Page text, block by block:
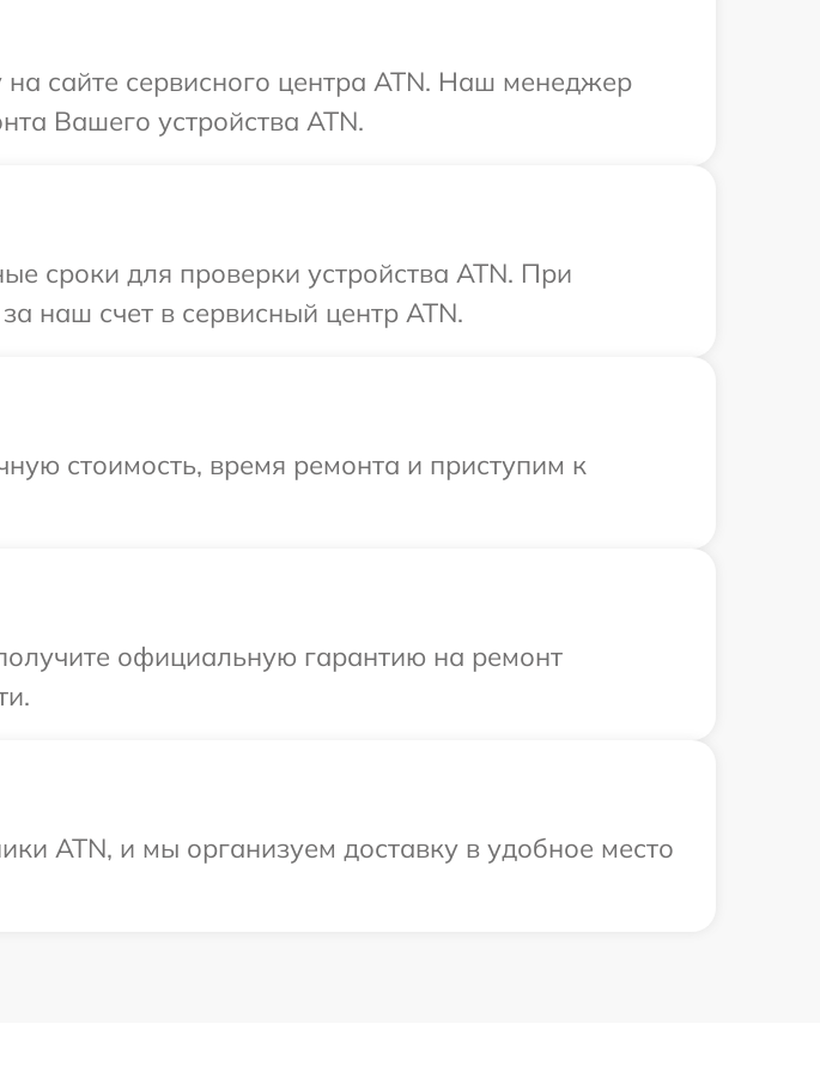
сайте сервисного центра ATN. Наш менеджер
Вашего устройства ATN.
сроки для проверки устройства ATN. При
наш счет в сервисный центр ATN.
стоимость, время ремонта и приступим к
официальную гарантию на ремонт
ATN, и мы организуем доставку в удобное место